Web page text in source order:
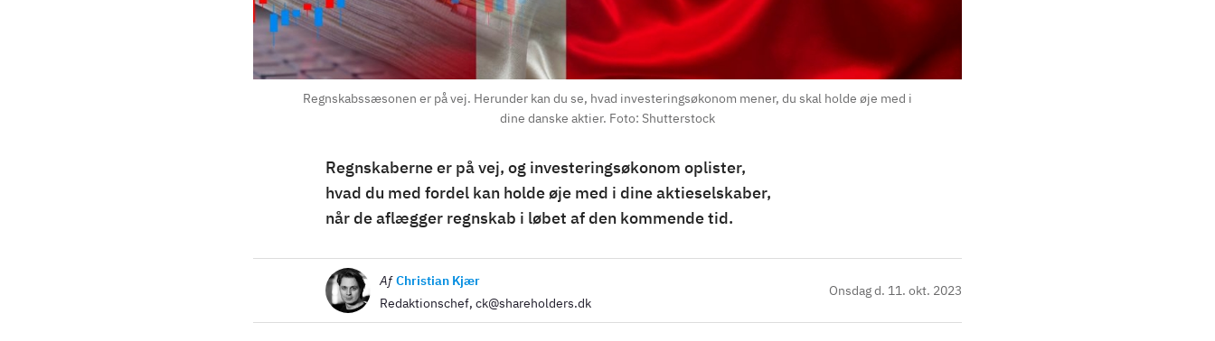
Regnskabssæsonen er på vej. Herunder kan du se, hvad investeringsøkonom mener, du skal holde øje med i
dine danske aktier. Foto: Shutterstock
Regnskaberne er på vej, og investeringsøkonom oplister,
hvad du med fordel kan holde øje med i dine aktieselskaber,
når de aflægger regnskab i løbet af den kommende tid.
Billede Af Christian Kjær
Redaktionschef, ck@shareholders.dk
Onsdag d. 11. okt. 2023